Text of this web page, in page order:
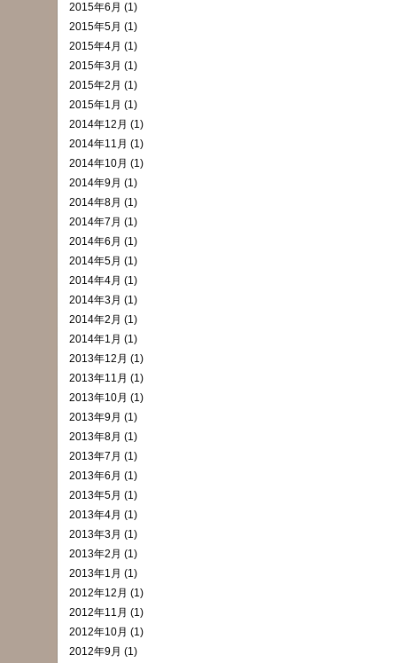
2015年6月 (1)
2015年5月 (1)
2015年4月 (1)
2015年3月 (1)
2015年2月 (1)
2015年1月 (1)
2014年12月 (1)
2014年11月 (1)
2014年10月 (1)
2014年9月 (1)
2014年8月 (1)
2014年7月 (1)
2014年6月 (1)
2014年5月 (1)
2014年4月 (1)
2014年3月 (1)
2014年2月 (1)
2014年1月 (1)
2013年12月 (1)
2013年11月 (1)
2013年10月 (1)
2013年9月 (1)
2013年8月 (1)
2013年7月 (1)
2013年6月 (1)
2013年5月 (1)
2013年4月 (1)
2013年3月 (1)
2013年2月 (1)
2013年1月 (1)
2012年12月 (1)
2012年11月 (1)
2012年10月 (1)
2012年9月 (1)